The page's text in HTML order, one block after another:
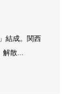
結成。関西
散...